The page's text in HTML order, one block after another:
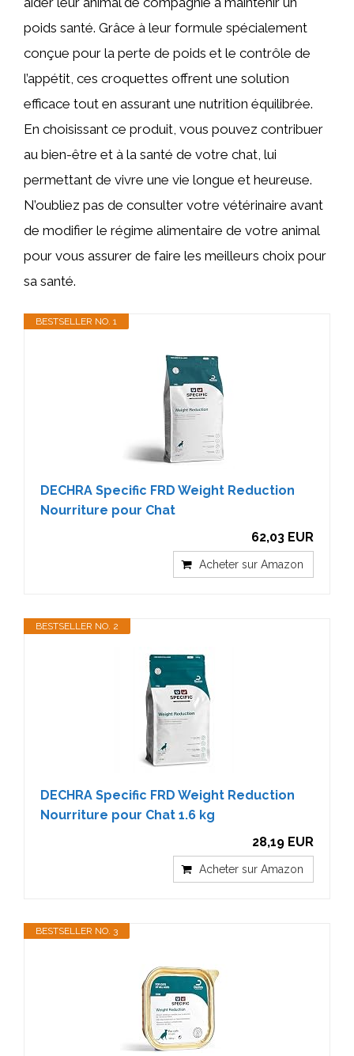
poids santé. Grâce à leur formule spécialement
conçue pour la perte de poids et le contrôle de
l’appétit, ces croquettes offrent une solution
efficace tout en assurant une nutrition équilibrée.
En choisissant ce produit, vous pouvez contribuer
au bien-être et à la santé de votre chat, lui
permettant de vivre une vie longue et heureuse.
N’oubliez pas de consulter votre vétérinaire avant
de modifier le régime alimentaire de votre animal
pour vous assurer de faire les meilleurs choix pour
sa santé.
BESTSELLER NO. 1
DECHRA Specific FRD Weight Reduction
Nourriture pour Chat
62,03 EUR
Acheter sur Amazon
BESTSELLER NO. 2
DECHRA Specific FRD Weight Reduction
Nourriture pour Chat 1.6 kg
28,19 EUR
Acheter sur Amazon
BESTSELLER NO. 3